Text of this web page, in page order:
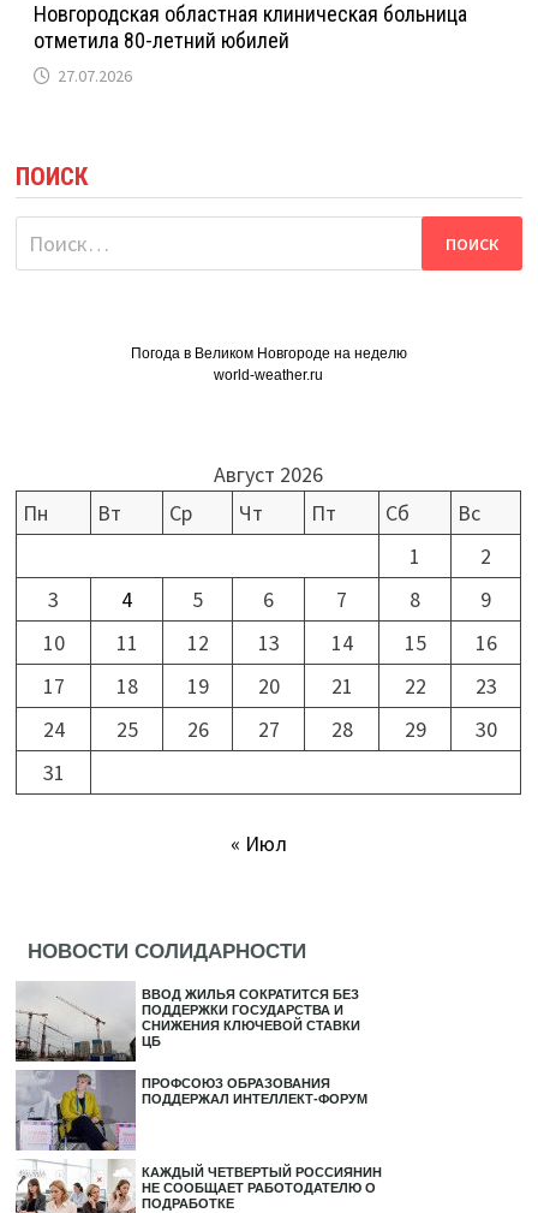
Новгородская областная клиническая больница
отметила 80-летний юбилей
27.07.2026
ПОИСК
Найти:
Погода в Великом Новгороде на неделю
world-weather.ru
Август 2026
Пн
Вт Ср Чт Пт Сб
Вс
1
2
3
4 5 6 7 8
9
10
11 12 13 14 15
16
17
18 19 20 21 22
23
24
25 26 27 28 29
30
31
« Июл
НОВОСТИ СОЛИДАРНОСТИ
ВВОД ЖИЛЬЯ СОКРАТИТСЯ БЕЗ
ПОДДЕРЖКИ ГОСУДАРСТВА И
СНИЖЕНИЯ КЛЮЧЕВОЙ СТАВКИ
ЦБ
ПРОФСОЮЗ ОБРАЗОВАНИЯ
ПОДДЕРЖАЛ ИНТЕЛЛЕКТ-ФОРУМ
КАЖДЫЙ ЧЕТВЕРТЫЙ РОССИЯНИН
НЕ СООБЩАЕТ РАБОТОДАТЕЛЮ О
ПОДРАБОТКЕ